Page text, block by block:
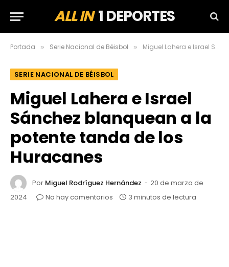
ALL IN1 DEPORTES
Portada » Serie Nacional de Béisbol » Miguel Lahera e Israel Sánchez blanquean a la potente tanda de los Huracanes
SERIE NACIONAL DE BÉISBOL
Miguel Lahera e Israel
Sánchez blanquean a la
potente tanda de los
Huracanes
Por Miguel Rodríguez Hernández
20 de marzo de
2024
No hay comentarios 3 minutos de lectura